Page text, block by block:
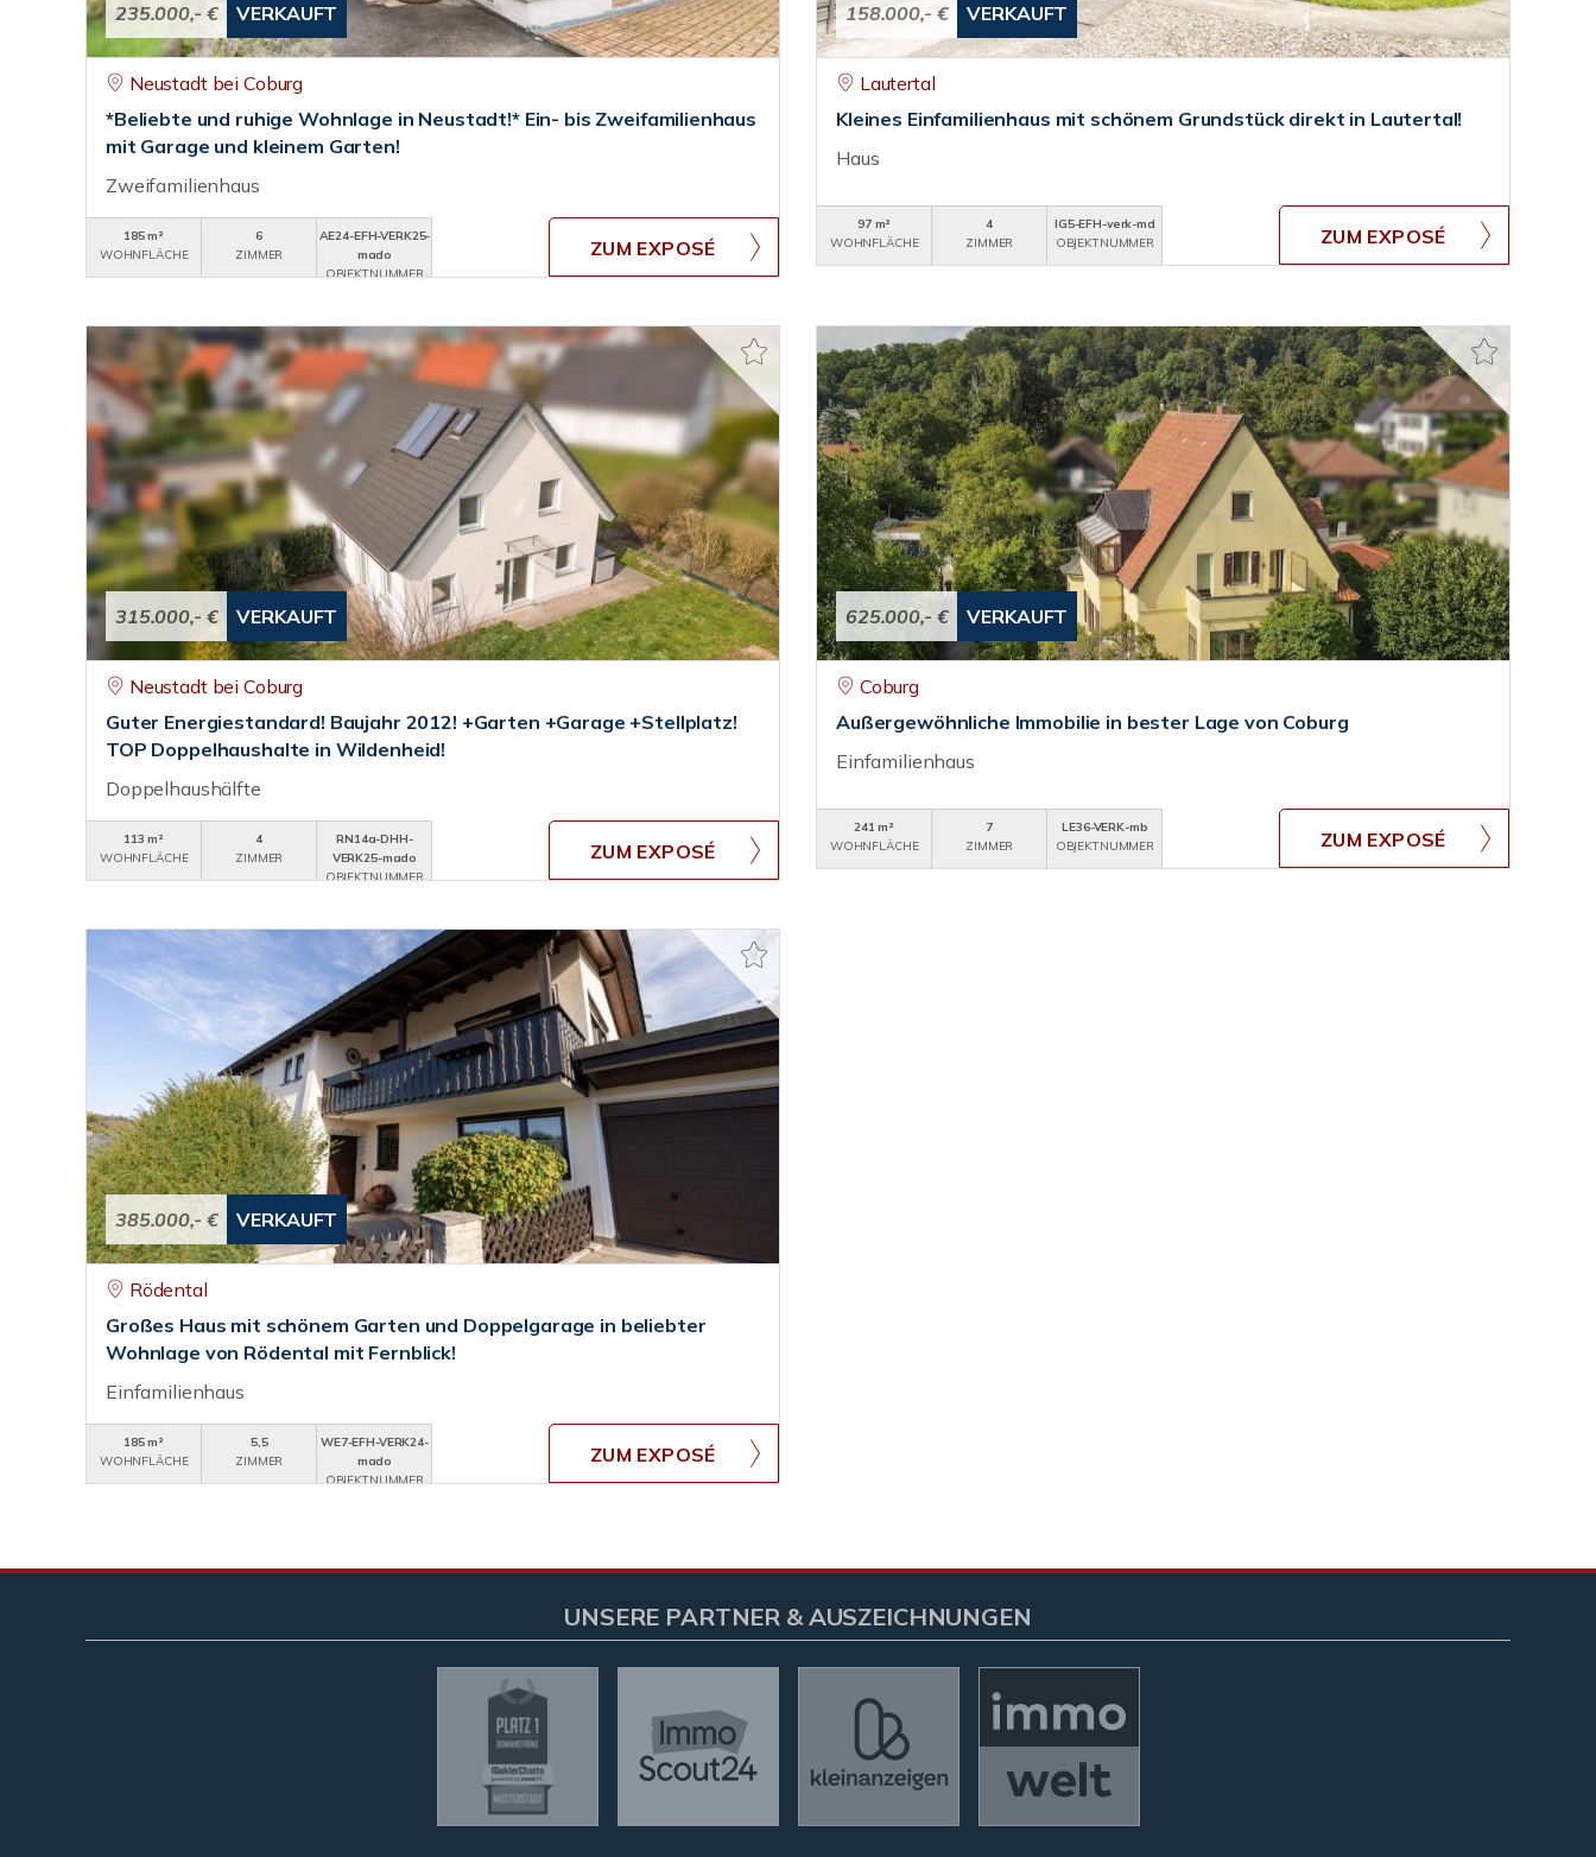
235.000,- € VERKAUFT
Neustadt bei Coburg
*Beliebte und ruhige Wohnlage in Neustadt!* Ein- bis Zweifamilienhaus
mit Garage und kleinem Garten!
Zweifamilienhaus
185 m²
WOHNFLÄCHE
6
ZIMMER
AE24-EFH-VERK25-
mado
OBJEKTNUMMER
ZUM EXPOSÉ
158.000,- € VERKAUFT
Lautertal
Kleines Einfamilienhaus mit schönem Grundstück direkt in Lautertal!
Haus
97 m²
WOHNFLÄCHE
4
ZIMMER
IG5-EFH-verk-md
OBJEKTNUMMER
ZUM EXPOSÉ
315.000,- € VERKAUFT
Neustadt bei Coburg
Guter Energiestandard! Baujahr 2012! +Garten +Garage +Stellplatz!
TOP Doppelhaushalte in Wildenheid!
Doppelhaushälfte
113 m²
WOHNFLÄCHE
4
ZIMMER
RN14a-DHH-
VERK25-mado
OBJEKTNUMMER
ZUM EXPOSÉ
625.000,- € VERKAUFT
Coburg
Außergewöhnliche Immobilie in bester Lage von Coburg
Einfamilienhaus
241 m²
WOHNFLÄCHE
7
ZIMMER
LE36-VERK-mb
OBJEKTNUMMER
ZUM EXPOSÉ
385.000,- € VERKAUFT
Rödental
Großes Haus mit schönem Garten und Doppelgarage in beliebter
Wohnlage von Rödental mit Fernblick!
Einfamilienhaus
185 m²
WOHNFLÄCHE
5,5
ZIMMER
WE7-EFH-VERK24-
mado
OBJEKTNUMMER
ZUM EXPOSÉ
UNSERE PARTNER & AUSZEICHNUNGEN